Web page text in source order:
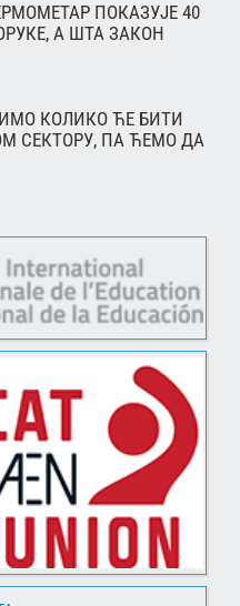
ПОКАЗУЈЕ 40
А ШТА ЗАКОН
КОЛИКО ЋЕ БИТИ
СЕКТОРУ, ПА ЋЕМО ДА